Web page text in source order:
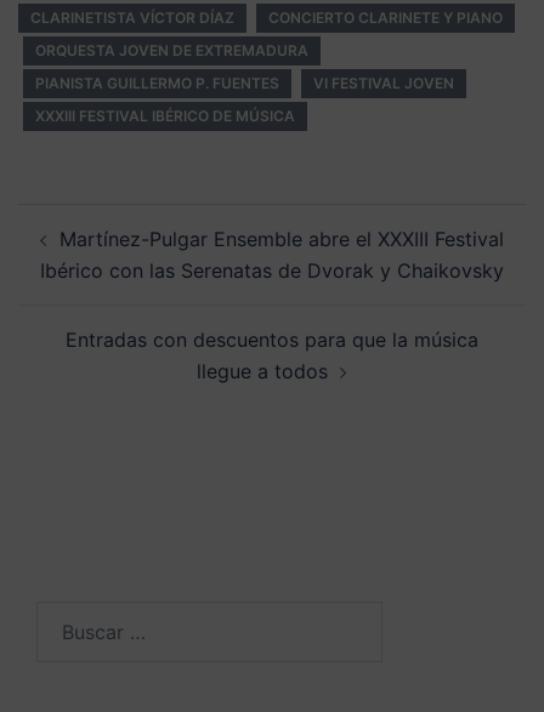
CLARINETISTA VÍCTOR DÍAZ
CONCIERTO CLARINETE Y PIANO
ORQUESTA JOVEN DE EXTREMADURA
PIANISTA GUILLERMO P. FUENTES
VI FESTIVAL JOVEN
XXXIII FESTIVAL IBÉRICO DE MÚSICA
de
entradas
Martínez-Pulgar Ensemble abre el XXXIII Festival
Ibérico con las Serenatas de Dvorak y Chaikovsky
Entradas con descuentos para que la música
llegue a todos